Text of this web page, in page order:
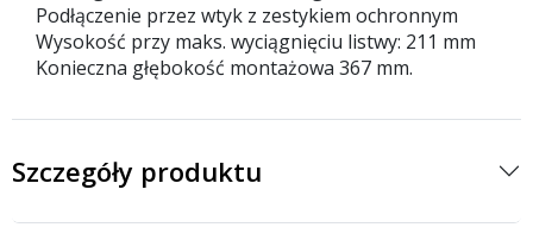
Podłączenie przez wtyk z zestykiem ochronnym
Wysokość przy maks. wyciągnięciu listwy: 211 mm
Konieczna głębokość montażowa 367 mm.
Szczegóły produktu